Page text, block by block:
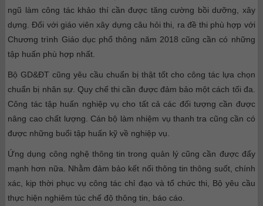
ngũ làm công tác khảo thí cần được tăng cường bồi dưỡng, xây
dựng. Đối với giáo viên xây dựng câu hỏi thi, ra đề thi phù hợp với
Chương trình Giáo dục phổ thông năm 2018 cũng cần có những
tập huấn phù hợp nhất.
Bộ GD&ĐT cũng yêu cầu chuẩn bị thật tốt cho công tác lựa chọn
chuẩn bị nhân sự. Quy chế thi cần được đảm bảo một cách tối đa.
Công tác tập huấn nghiệp vụ cho tất cả các đối tượng cần được
nâng cao chất lượng. Cán bộ làm nhiệm vụ thanh tra cũng cần có
được những buổi tập huấn kỹ về nghiệp vụ.
Ứng dụng công nghệ thông tin trong quản lý cũng cần được đẩy
mạnh hơn nữa. Nhằm đảm bảo kết nối thông tin thông suốt, chính
xác, kịp thời phục vụ công tác chỉ đạo và tổ chức thi, Bộ yêu cầu
thực hiện nghiêm túc chế độ thông tin, báo cáo.